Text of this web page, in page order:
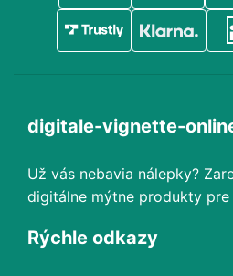
digitale-vignette-
Už vás nebavia nálepky?
digitálne mýtne produkty pre
Rýchle odkazy